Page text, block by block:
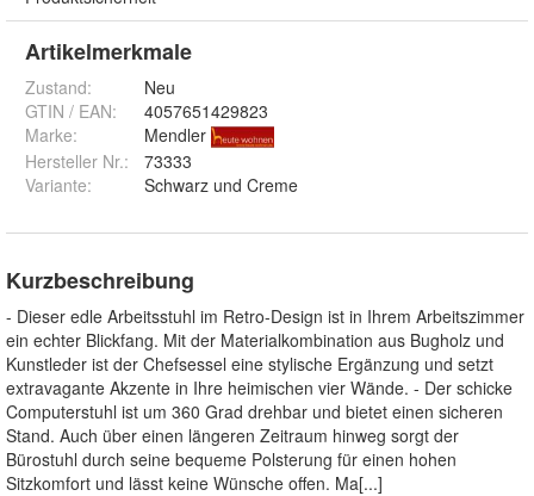
Artikelmerkmale
Zustand:
Neu
GTIN / EAN:
4057651429823
Marke:
Mendler
Hersteller Nr.:
73333
Variante: Schwarz und Creme
Kurzbeschreibung
- Dieser edle Arbeitsstuhl im Retro-Design ist in Ihrem Arbeitszimmer
ein echter Blickfang. Mit der Materialkombination aus Bugholz und
Kunstleder ist der Chefsessel eine stylische Ergänzung und setzt
extravagante Akzente in Ihre heimischen vier Wände. - Der schicke
Computerstuhl ist um 360 Grad drehbar und bietet einen sicheren
Stand. Auch über einen längeren Zeitraum hinweg sorgt der
Bürostuhl durch seine bequeme Polsterung für einen hohen
Sitzkomfort und lässt keine Wünsche offen. Ma[...]